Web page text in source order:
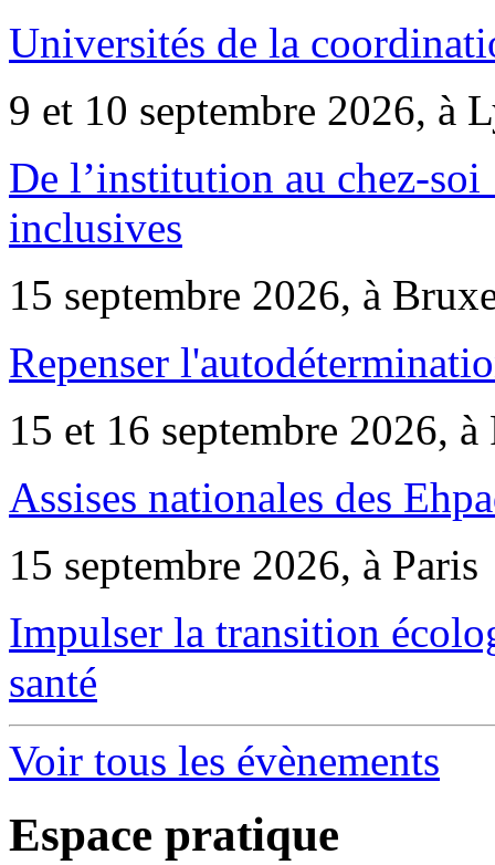
Universités de la
9 et 10 septembre 2026, à
De l’institution au chez-
inclusives
15 septembre 2026, à
Repenser
15 et 16 septembre 2026, à
Assises nationales des
15 septembre 2026, à Paris
Impulser la transition
santé
Voir tous les évènements
Espace pratique